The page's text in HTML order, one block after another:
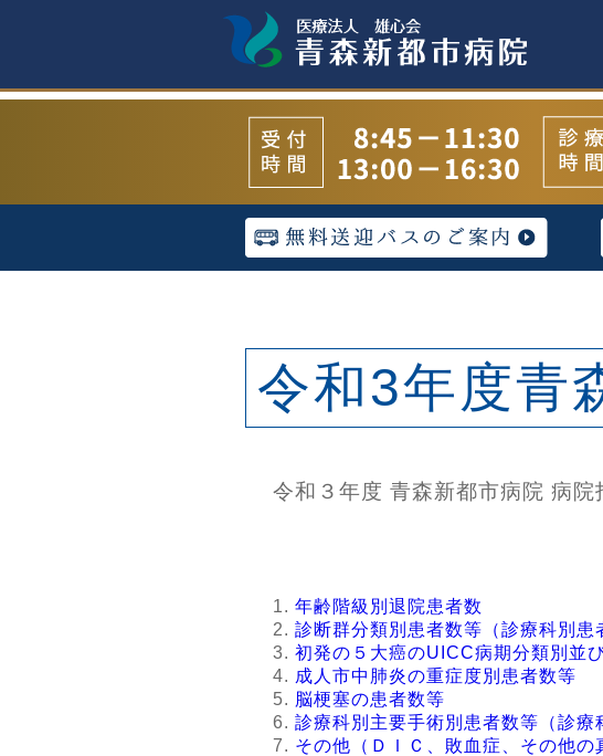
令和3年度青
令和３年度 青森新都市病院 病院
年齢階級別退院患者数
診断群分類別患者数等（診療科別患
初発の５大癌のUICC病期分類別並
成人市中肺炎の重症度別患者数等
脳梗塞の患者数等
診療科別主要手術別患者数等（診療
その他（ＤＩＣ、敗血症、その他の